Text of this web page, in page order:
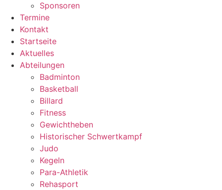
Sponsoren
Termine
Kontakt
Startseite
Aktuelles
Abteilungen
Badminton
Basketball
Billard
Fitness
Gewichtheben
Historischer Schwertkampf
Judo
Kegeln
Para-Athletik
Rehasport